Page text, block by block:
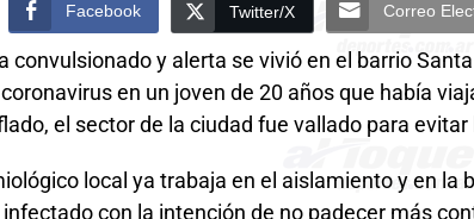
Facebook Twitter/X Correo
convulsionado y alerta se vivió en el barrio
en un joven de 20 años que había
el sector de la ciudad fue vallado para
local ya trabaja en el aislamiento y en la
con la intención de no padecer más